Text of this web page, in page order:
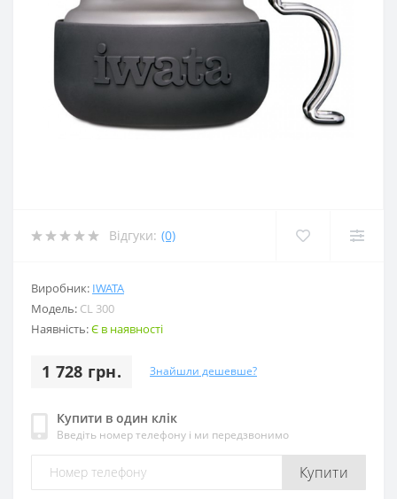
Відгуки: (0)
Виробник: IWATA
Модель: CL 300
Наявність:Є в наявності
1 728 грн. Знайшли дешевше?
Купити в один клік
Введіть номер телефону і ми передзвонимо
Купити